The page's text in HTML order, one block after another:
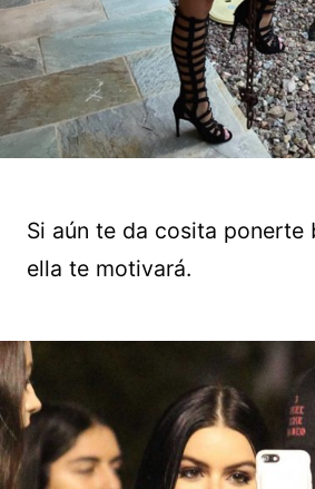
Si aún te da cosita ponerte
ella te motivará.